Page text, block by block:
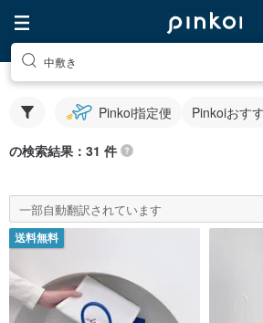
中敷き
Pinkoi指定便 Pinkoiおす
の検索結果：31 件
一部自動翻訳されています
送料無料